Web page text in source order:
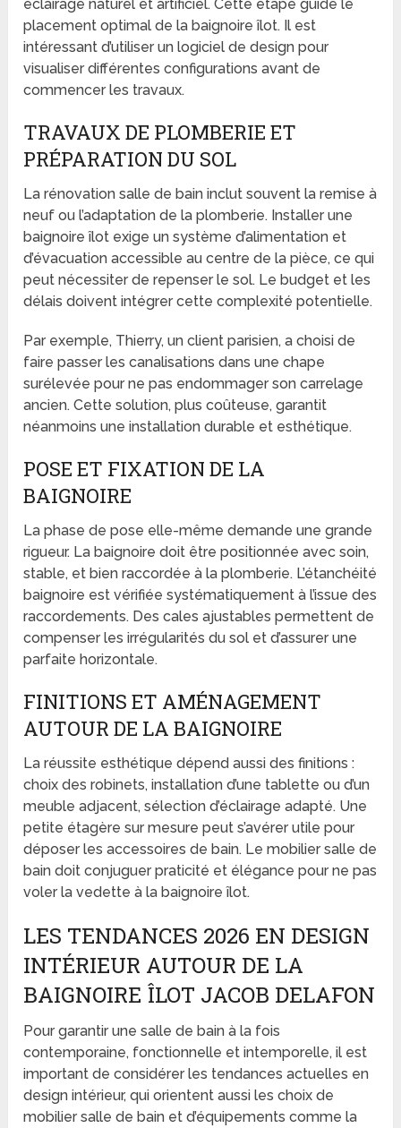
éclairage naturel et artificiel. Cette étape guide le
placement optimal de la baignoire îlot. Il est
intéressant d’utiliser un logiciel de design pour
visualiser différentes configurations avant de
commencer les travaux.
TRAVAUX DE PLOMBERIE ET
PRÉPARATION DU SOL
La rénovation salle de bain inclut souvent la remise à
neuf ou l’adaptation de la plomberie. Installer une
baignoire îlot exige un système d’alimentation et
d’évacuation accessible au centre de la pièce, ce qui
peut nécessiter de repenser le sol. Le budget et les
délais doivent intégrer cette complexité potentielle.
Par exemple, Thierry, un client parisien, a choisi de
faire passer les canalisations dans une chape
surélevée pour ne pas endommager son carrelage
ancien. Cette solution, plus coûteuse, garantit
néanmoins une installation durable et esthétique.
POSE ET FIXATION DE LA
BAIGNOIRE
La phase de pose elle-même demande une grande
rigueur. La baignoire doit être positionnée avec soin,
stable, et bien raccordée à la plomberie. L’étanchéité
baignoire est vérifiée systématiquement à l’issue des
raccordements. Des cales ajustables permettent de
compenser les irrégularités du sol et d’assurer une
parfaite horizontale.
FINITIONS ET AMÉNAGEMENT
AUTOUR DE LA BAIGNOIRE
La réussite esthétique dépend aussi des finitions :
choix des robinets, installation d’une tablette ou d’un
meuble adjacent, sélection d’éclairage adapté. Une
petite étagère sur mesure peut s’avérer utile pour
déposer les accessoires de bain. Le mobilier salle de
bain doit conjuguer praticité et élégance pour ne pas
voler la vedette à la baignoire îlot.
LES TENDANCES 2026 EN DESIGN
INTÉRIEUR AUTOUR DE LA
BAIGNOIRE ÎLOT JACOB DELAFON
Pour garantir une salle de bain à la fois
contemporaine, fonctionnelle et intemporelle, il est
important de considérer les tendances actuelles en
design intérieur, qui orientent aussi les choix de
mobilier salle de bain et d’équipements comme la